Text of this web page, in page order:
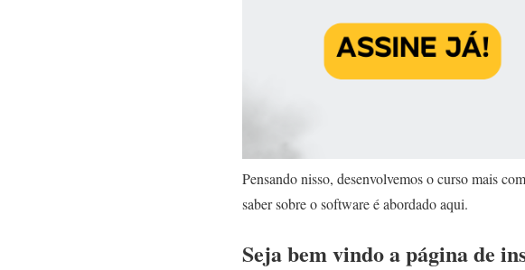
Pensando nisso, desenvolvemos o curso mais
saber sobre o software é abordado aqui.
Seja bem vindo a página de